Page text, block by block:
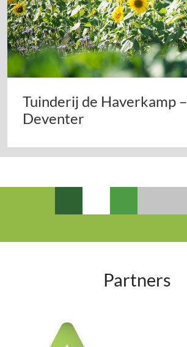
Tuinderij de Haverkamp –
Deventer
Partners